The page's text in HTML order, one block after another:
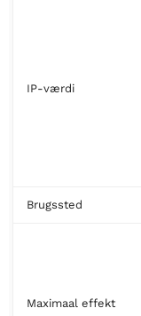
IP-værdi
Brugssted
Maximaal effekt